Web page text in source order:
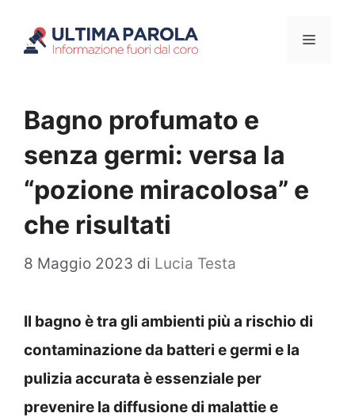
Menu
Bagno profumato e
senza germi: versa la
“pozione miracolosa” e
che risultati
8 Maggio 2023 di Lucia Testa
Il bagno è tra gli ambienti più a rischio di
contaminazione da batteri e germi e la
pulizia accurata è essenziale per
prevenire la diffusione di malattie e